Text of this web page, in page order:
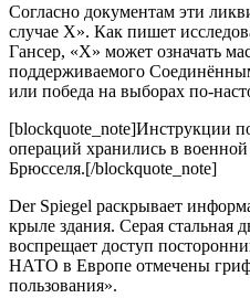
Согласно документам эти
случае X». Как пишет
Гансер, «X» может означать
поддерживаемого
или победа на выборах по-
[blockquote_note]Инструкции
операций хранились в
Брюсселя.[/blockquote_note]
Der Spiegel раскрывает
крыле здания. Серая стальная
воспрещает доступ
НАТО в Европе отмечены
пользования».